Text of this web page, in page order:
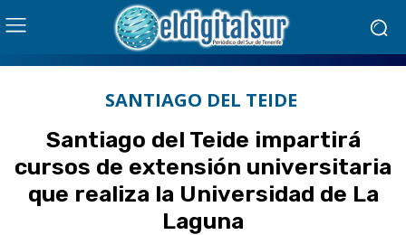
SANTIAGO DEL TEIDE
Santiago del Teide impartirá
cursos de extensión universitaria
que realiza la Universidad de La
Laguna